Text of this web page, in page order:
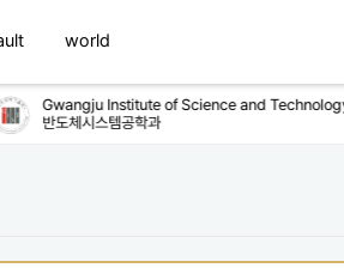
world
Gwangju Institute of Science and Technology
반도체시스템공학과